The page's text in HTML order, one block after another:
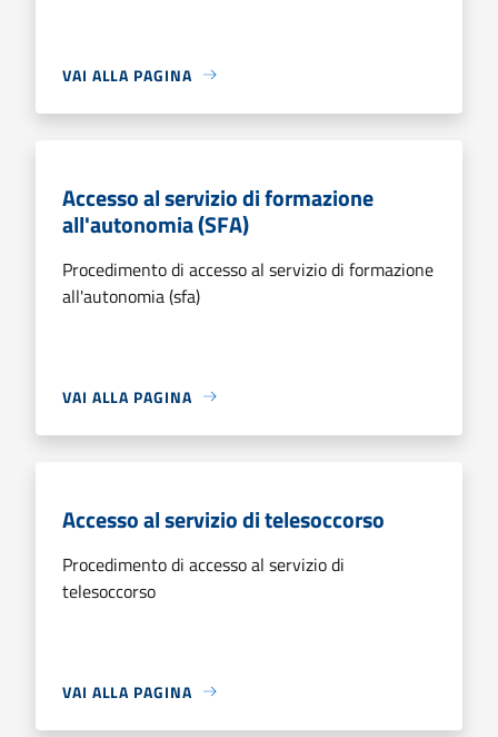
VAI ALLA PAGINA
Accesso al servizio di formazione
all'autonomia (SFA)
Procedimento di accesso al servizio di formazione
all'autonomia (sfa)
VAI ALLA PAGINA
Accesso al servizio di telesoccorso
Procedimento di accesso al servizio di
telesoccorso
VAI ALLA PAGINA